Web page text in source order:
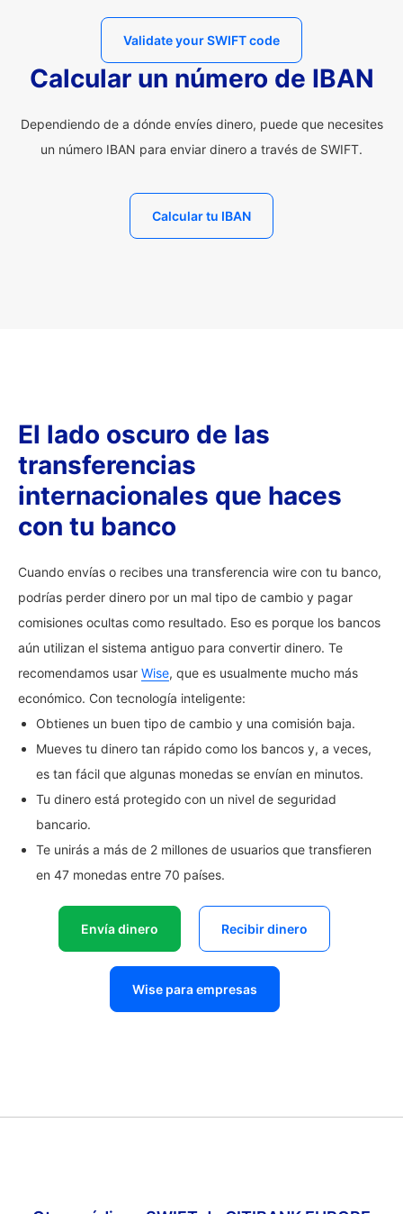
Validate your SWIFT code
Calcular un número de IBAN
Dependiendo de a dónde envíes dinero, puede que necesites
un número IBAN para enviar dinero a través de SWIFT.
Calcular tu IBAN
El lado oscuro de las
transferencias
internacionales que haces
con tu banco
Cuando envías o recibes una transferencia wire con tu banco,
podrías perder dinero por un mal tipo de cambio y pagar
comisiones ocultas como resultado. Eso es porque los bancos
aún utilizan el sistema antiguo para convertir dinero. Te
recomendamos usar Wise, que es usualmente mucho más
económico. Con tecnología inteligente:
Obtienes un buen tipo de cambio y una comisión baja.
Mueves tu dinero tan rápido como los bancos y, a veces,
es tan fácil que algunas monedas se envían en minutos.
Tu dinero está protegido con un nivel de seguridad
bancario.
Te unirás a más de 2 millones de usuarios que transfieren
en 47 monedas entre 70 países.
Envía dinero Recibir dinero
Wise para empresas